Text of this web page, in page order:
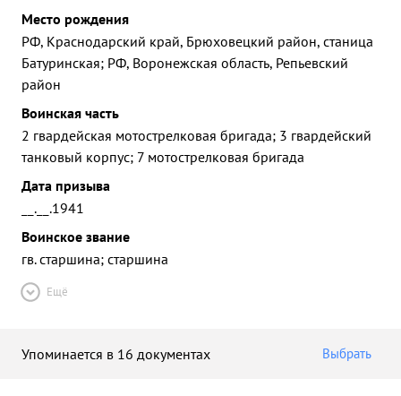
Место рождения
РФ, Краснодарский край, Брюховецкий район, станица
Батуринская; РФ, Воронежская область, Репьевский
район
Воинская часть
2 гвардейская мотострелковая бригада; 3 гвардейский
танковый корпус; 7 мотострелковая бригада
Дата призыва
__.__.1941
Воинское звание
гв. старшина; старшина
Ещё
Упоминается в 16 документах Выбрать